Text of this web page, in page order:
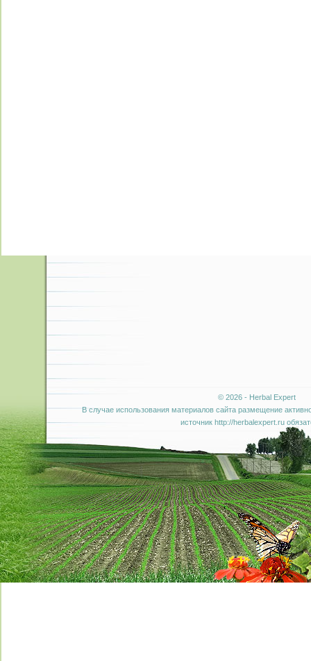
© 2026 - Herbal Expert
В случае использования материалов сайта размещение
источник http://herbalexpert.ru